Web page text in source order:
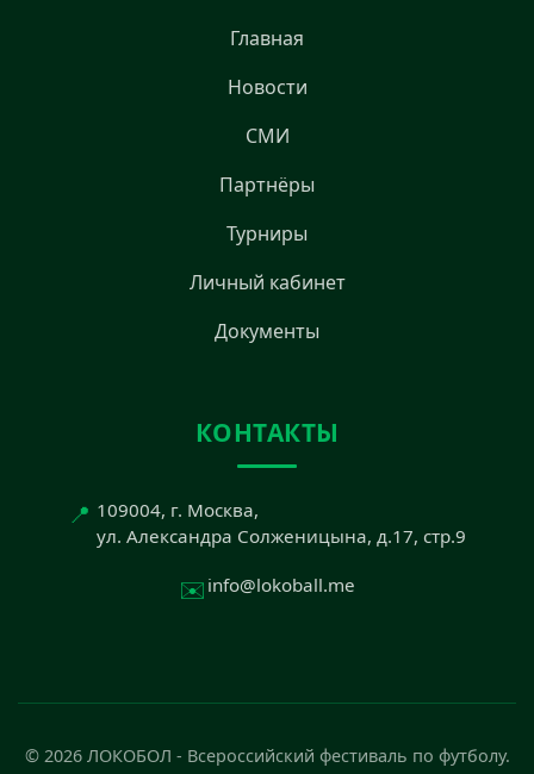
Главная
Новости
СМИ
Партнёры
Турниры
Личный кабинет
Документы
КОНТАКТЫ
📍 109004, г. Москва,
ул. Александра Солженицына, д.17, стр.9
✉️ info@lokoball.me
© 2026 ЛОКОБОЛ - Всероссийский фестиваль по футболу.